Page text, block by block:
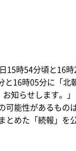
時54分頃と16
16時05分に「北
知らせします。」
能性があるもの
めた「続報」を